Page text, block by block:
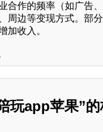
合作的频率（如广告
周边等变现方式。部
加收入。
玩app苹果”